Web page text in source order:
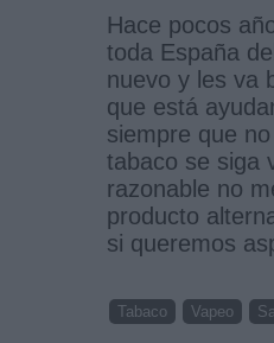
Hace pocos
toda España
nuevo y les va
que está
siempre que
tabaco se siga
razonable no
producto
si queremos
Tabaco Vapeo